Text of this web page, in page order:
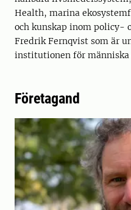
Health, marina
och kunskap inom policy-
Fredrik Fernqvist som är
institutionen för människa
Företagand